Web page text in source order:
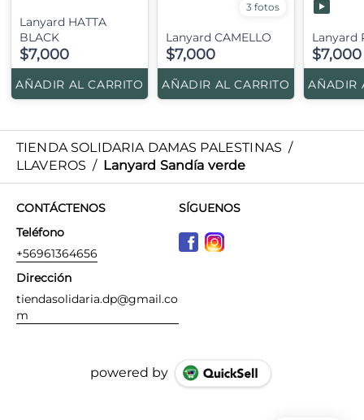
Lanyard HATTA
BLACK
$7,000
AÑADIR AL CARRITO
3 fotos
Lanyard CAMELLO
$7,000
AÑADIR AL CARRITO
Lanyard
$7,000
AÑADIR
TIENDA SOLIDARIA DAMAS PALESTINAS /
LLAVEROS / Lanyard Sandía verde
CONTÁCTENOS
Teléfono
+56961364656
Dirección
tiendasolidaria.dp@gmail.co
m
SÍGUENOS
powered by